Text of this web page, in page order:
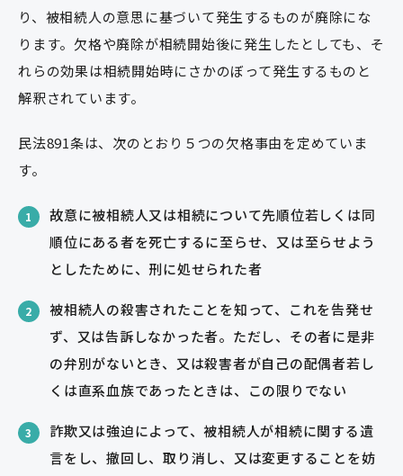
り、被相続人の意思に基づいて発生するものが廃除にな
ります。欠格や廃除が相続開始後に発生したとしても、そ
れらの効果は相続開始時にさかのぼって発生するものと
解釈されています。
民法891条は、次のとおり５つの欠格事由を定めていま
す。
1
故意に被相続人又は相続について先順位若しくは同
順位にある者を死亡するに至らせ、又は至らせよう
としたために、刑に処せられた者
2
被相続人の殺害されたことを知って、これを告発せ
ず、又は告訴しなかった者。ただし、その者に是非
の弁別がないとき、又は殺害者が自己の配偶者若し
くは直系血族であったときは、この限りでない
3
詐欺又は強迫によって、被相続人が相続に関する遺
言をし、撤回し、取り消し、又は変更することを妨